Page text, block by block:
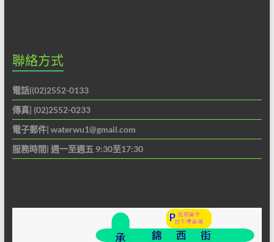
聯絡方式
電話|(02)2552-0133
傳真| (02)2552-0233
電子郵件| waterwu1@gmail.com
服務時間| 週一至週五 9:30至17:30